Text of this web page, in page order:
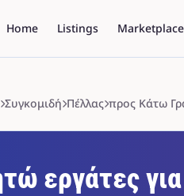
Home Listings Marketplace
Συγκομιδή Πέλλας προς Κάτω
εργάτες